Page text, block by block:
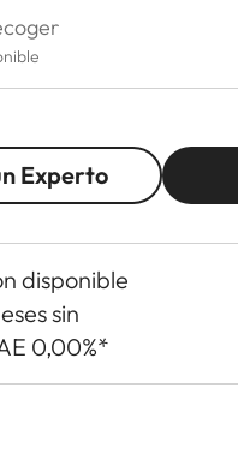
Experto
disponible
sin
0,00%*